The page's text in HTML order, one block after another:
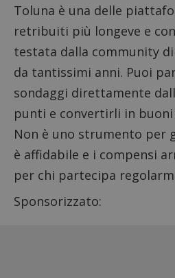
Toluna è una delle
retribuiti più longeve e
testata dalla community di
da tantissimi anni. Puoi
sondaggi direttamente
punti e convertirli in buoni
Non è uno strumento per
è affidabile e i compensi
per chi partecipa
Sponsorizzato: